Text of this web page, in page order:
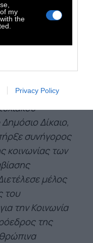
my
the
Privacy Policy
μέρος του
δικηγόρος
Δίκαιο,
συνήγορος
κοινωνίας των
μέλος
του
την Κοινωνία
της